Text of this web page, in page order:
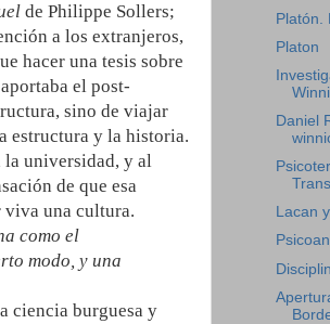
de Philippe Sollers;
a los extranjeros,
hacer una tesis sobre
el post-
sino de viajar
estructura y la historia.
la universidad, y al
de que esa
viva una cultura.
como el
modo, y una
ciencia burguesa y
Platón.
Platon
Daniel
Lacan